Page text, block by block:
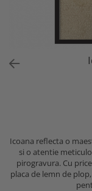
Icoana reflecta o
si o atentie
pirogravura. Cu
placa de lemn de